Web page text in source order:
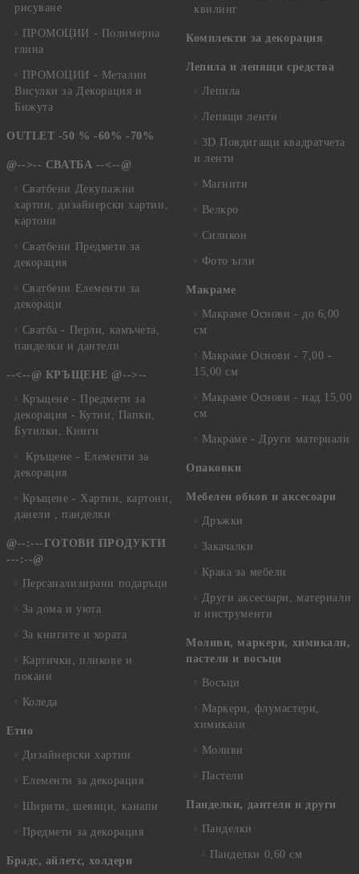
рисуване
ПРОМОЦИИ - Полимерна
глина
ПРОМОЦИИ - Метални
Висулки за Декорация и
Бижута
OUTLET -50 % -60% -70%
@-->-- СВАТБА --<--@
Сватбени Декупажни
хартии, дизайнерски хартии,
картони
Сватбени Предмети за
декорация
Сватбени Елементи за
декораци
Сватба - Перли, камъчета,
панделки и дантели
--<--@ КРЪЩЕНЕ @-->--
Кръщене - Предмети за
декорация - Кутии, Папки,
Бутилки, Книги
Кръщене - Елементи за
декорация
Кръщене - Хартии, картони,
данели , панделки
@--:---ГОТОВИ ПРОДУКТИ
---:--@
Персанализирани подаръци
За дома и уюта
За книгите и хората
Картички, пликове и
покани
Коледа
Етно
Дизайнерски хартии
Елементи за декорация
Ширити, шевици, канапи
Предмети за декорация
Брадс, айлетс, холдери
квилинг
Комплекти за декорация
Лепила и лепящи средства
Лепила
Лепящи ленти
3D Повдигащи квадратчета
и ленти
Магнити
Велкро
Силикон
Фото ъгли
Макраме
Макраме Основи - до 6,00
см
Макраме Основи - 7,00 -
15,00 см
Макраме Основи - над 15,00
см
Макраме - Други материали
Опаковки
Мебелен обков и аксесоари
Дръжки
Закачалки
Крака за мебели
Други аксесоари, материали
и инструменти
Моливи, маркери, химикали,
пастели и восъци
Восъци
Маркери, флумастери,
химикали
Моливи
Пастели
Панделки, дантели и други
Панделки
Панделки 0,60 см